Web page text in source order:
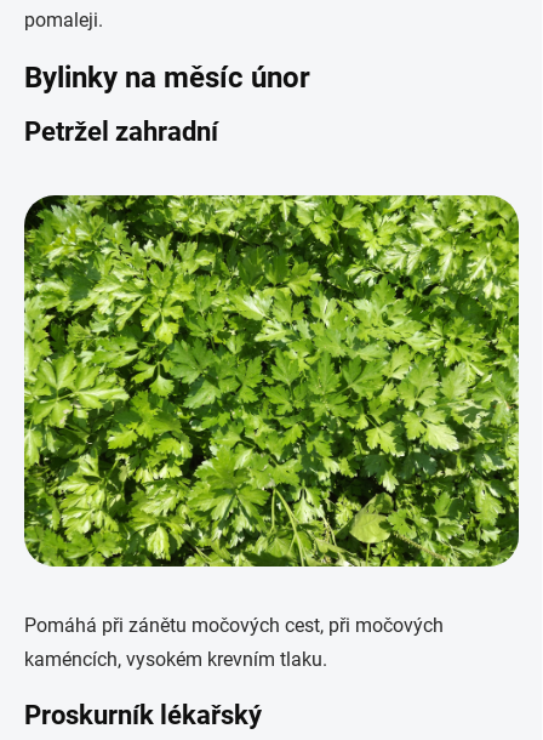
pomaleji.
Bylinky na měsíc únor
Petržel zahradní
Pomáhá při zánětu močových cest, při močových
kaméncích, vysokém krevním tlaku.
Proskurník lékařský